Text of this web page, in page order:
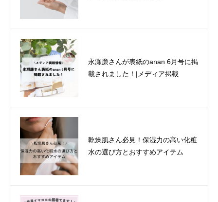
永瀬廉さんが表紙のanan 6月号に掲
載されました！|メディア掲載
乾燥肌さん必見！保湿力の高い化粧
水の選び方とおすすめアイテム